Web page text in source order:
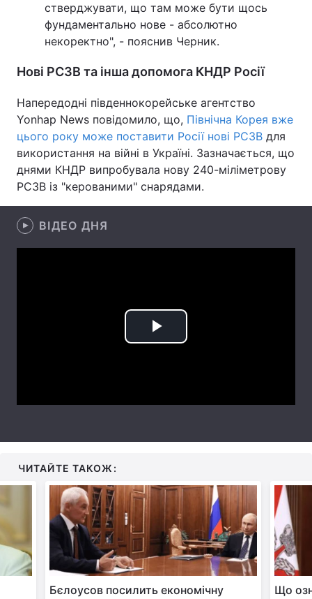
Відео з Youtube Статті
Інтерв'ю Думки
Архів Вакансії
Контакти
Послуги
стверджувати, що там може бути щось
фундаментально нове - абсолютно
некоректно", - пояснив Черник.
Нові РСЗВ та інша допомога КНДР Росії
Напередодні південнокорейське агентство
Yonhap News повідомило, що, Північна Корея вже
цього року може поставити Росії нові РСЗВ для
використання на війні в Україні. Зазначається, що
днями КНДР випробувала нову 240-міліметрову
РСЗВ із "керованими" снарядами.
ВІДЕО ДНЯ
Play
ЧИТАЙТЕ ТАКОЖ:
Бєлоусов посилить економічну
Що